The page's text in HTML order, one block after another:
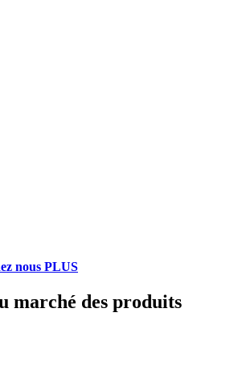
nous PLUS
marché des produits